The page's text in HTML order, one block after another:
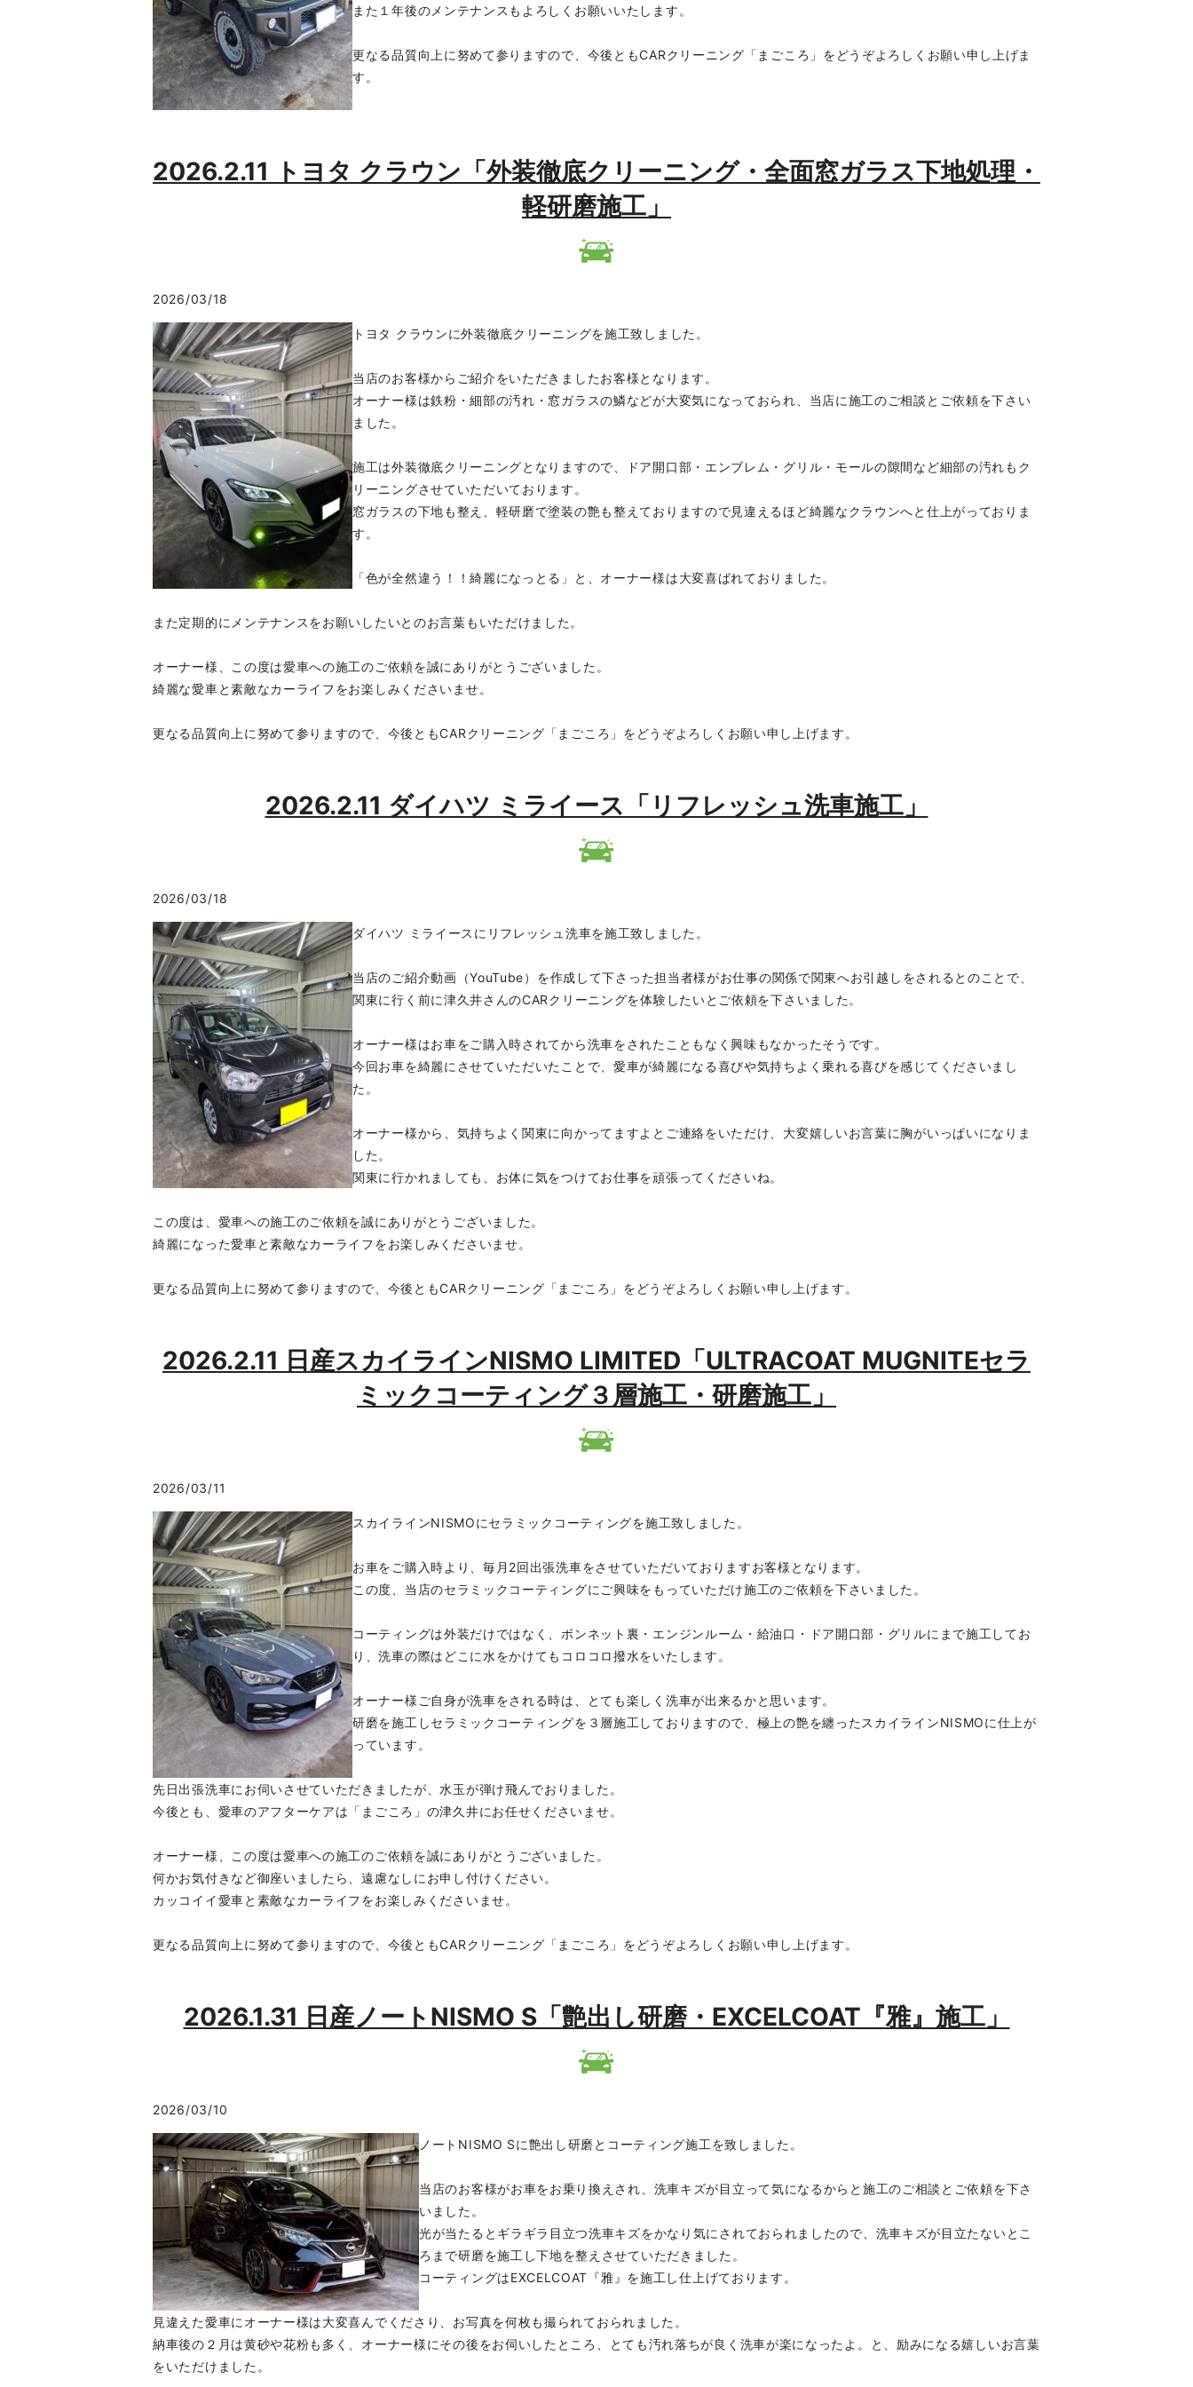
また１年後のメンテナンスもよろしくお願いいたします。
更なる品質向上に努めて参りますので、今後ともCARクリーニング「まごころ」をどうぞよろしくお願い申し上げま
す。
2026.2.11 トヨタ クラウン「外装徹底クリーニング・全面窓ガラス下地処理・
軽研磨施工」
2026/03/18
トヨタ クラウンに外装徹底クリーニングを施工致しました。
当店のお客様からご紹介をいただきましたお客様となります。
オーナー様は鉄粉・細部の汚れ・窓ガラスの鱗などが大変気になっておられ、当店に施工のご相談とご依頼を下さい
ました。
施工は外装徹底クリーニングとなりますので、ドア開口部・エンブレム・グリル・モールの隙間など細部の汚れもク
リーニングさせていただいております。
窓ガラスの下地も整え、軽研磨で塗装の艶も整えておりますので見違えるほど綺麗なクラウンへと仕上がっておりま
す。
「色が全然違う！！綺麗になっとる」と、オーナー様は大変喜ばれておりました。
また定期的にメンテナンスをお願いしたいとのお言葉もいただけました。
オーナー様、この度は愛車への施工のご依頼を誠にありがとうございました。
綺麗な愛車と素敵なカーライフをお楽しみくださいませ。
更なる品質向上に努めて参りますので、今後ともCARクリーニング「まごころ」をどうぞよろしくお願い申し上げます。
2026.2.11 ダイハツ ミライース「リフレッシュ洗車施工」
2026/03/18
ダイハツ ミライースにリフレッシュ洗車を施工致しました。
当店のご紹介動画（YouTube）を作成して下さった担当者様がお仕事の関係で関東へお引越しをされるとのことで、
関東に行く前に津久井さんのCARクリーニングを体験したいとご依頼を下さいました。
オーナー様はお車をご購入時されてから洗車をされたこともなく興味もなかったそうです。
今回お車を綺麗にさせていただいたことで、愛車が綺麗になる喜びや気持ちよく乗れる喜びを感じてくださいまし
た。
オーナー様から、気持ちよく関東に向かってますよとご連絡をいただけ、大変嬉しいお言葉に胸がいっぱいになりま
した。
関東に行かれましても、お体に気をつけてお仕事を頑張ってくださいね。
この度は、愛車への施工のご依頼を誠にありがとうございました。
綺麗になった愛車と素敵なカーライフをお楽しみくださいませ。
更なる品質向上に努めて参りますので、今後ともCARクリーニング「まごころ」をどうぞよろしくお願い申し上げます。
2026.2.11 日産スカイラインNISMO LIMITED「ULTRACOAT MUGNITEセラ
ミックコーティング３層施工・研磨施工」
2026/03/11
スカイラインNISMOにセラミックコーティングを施工致しました。
お車をご購入時より、毎月2回出張洗車をさせていただいておりますお客様となります。
この度、当店のセラミックコーティングにご興味をもっていただけ施工のご依頼を下さいました。
コーティングは外装だけではなく、ボンネット裏・エンジンルーム・給油口・ドア開口部・グリルにまで施工してお
り、洗車の際はどこに水をかけてもコロコロ撥水をいたします。
オーナー様ご自身が洗車をされる時は、とても楽しく洗車が出来るかと思います。
研磨を施工しセラミックコーティングを３層施工しておりますので、極上の艶を纏ったスカイラインNISMOに仕上が
っています。
先日出張洗車にお伺いさせていただきましたが、水玉が弾け飛んでおりました。
今後とも、愛車のアフターケアは「まごころ」の津久井にお任せくださいませ。
オーナー様、この度は愛車への施工のご依頼を誠にありがとうございました。
何かお気付きなど御座いましたら、遠慮なしにお申し付けください。
カッコイイ愛車と素敵なカーライフをお楽しみくださいませ。
更なる品質向上に努めて参りますので、今後ともCARクリーニング「まごころ」をどうぞよろしくお願い申し上げます。
2026.1.31 日産ノートNISMO S「艶出し研磨・EXCELCOAT『雅』施工」
2026/03/10
ノートNISMO Sに艶出し研磨とコーティング施工を致しました。
当店のお客様がお車をお乗り換えされ、洗車キズが目立って気になるからと施工のご相談とご依頼を下さ
いました。
光が当たるとギラギラ目立つ洗車キズをかなり気にされておられましたので、洗車キズが目立たないとこ
ろまで研磨を施工し下地を整えさせていただきました。
コーティングはEXCELCOAT『雅』を施工し仕上げております。
見違えた愛車にオーナー様は大変喜んでくださり、お写真を何枚も撮られておられました。
納車後の２月は黄砂や花粉も多く、オーナー様にその後をお伺いしたところ、とても汚れ落ちが良く洗車が楽になったよ。と、励みになる嬉しいお言葉
をいただけました。